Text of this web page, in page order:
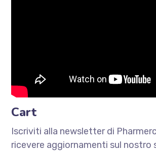
Cart
Iscriviti alla newsletter di
ricevere aggiornamenti sul nostro